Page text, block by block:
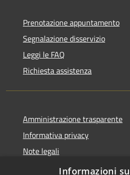
Prenotazione appuntamento
Segnalazione disservizio
Leggi le FAQ
Richiesta assistenza
Amministrazione trasparente
Informativa privacy
Note legali
Dichiarazione di accessibilità
Informazioni